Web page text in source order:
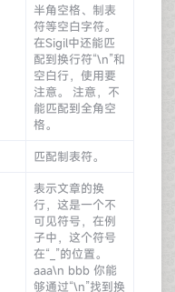
半角空格、制表
符等空白字符。
在Sigil中还能匹
配到换行符“\n”和
空白行，使用要
注意。 注意，不
能匹配到全角空
格。
匹配制表符。
表示文章的换
行，这是一个不
可见符号，在例
子中，这个符号
在“_”的位置。
aaa\n bbb 你能
够通过“\n”找到换